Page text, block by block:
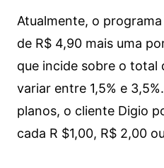
Atualmente, o
de R$ 4,90 mais uma
que incide sobre o total
variar entre 1,5% e
planos, o cliente Digio
cada R $1,00, R$ 2,00